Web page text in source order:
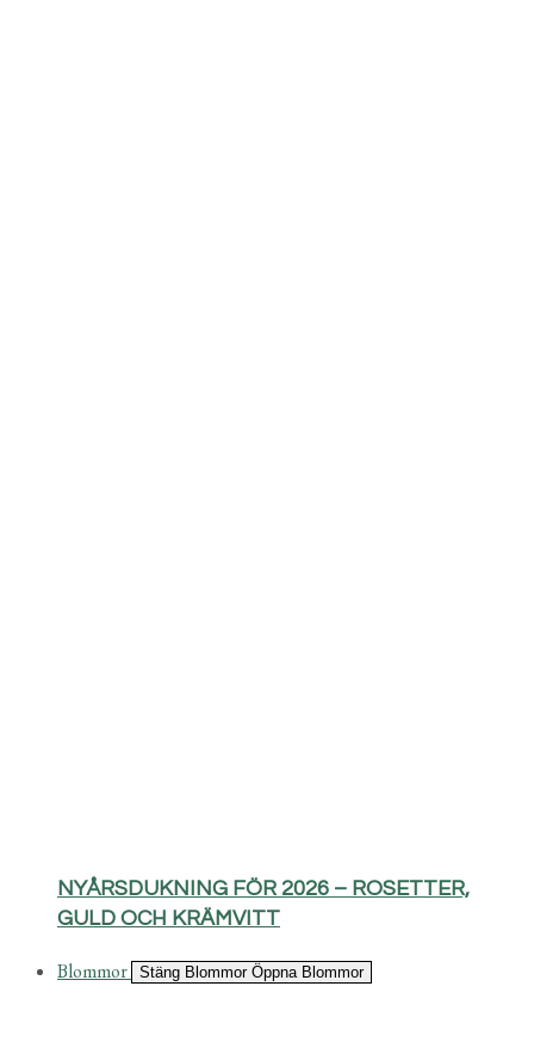
NYÅRSDUKNING FÖR 2026 – ROSETTER,
GULD OCH KRÄMVITT
Blommor Stäng Blommor Öppna Blommor